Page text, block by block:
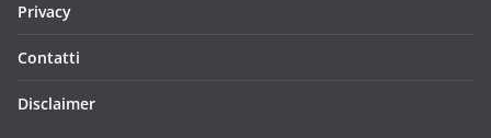
Privacy
Contatti
Disclaimer